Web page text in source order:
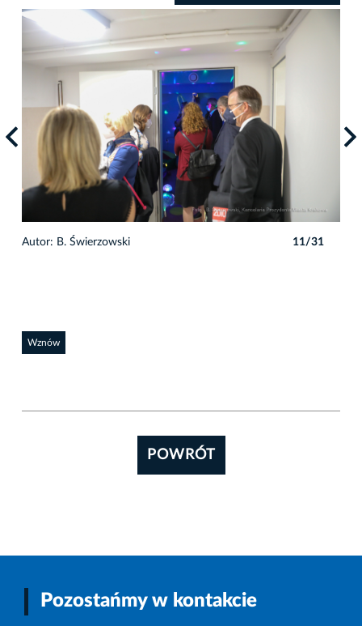
Autor: B. Świerzowski 11/31
Wznów
POWRÓT
Pozostańmy w kontakcie